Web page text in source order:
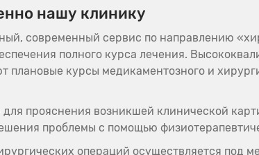
нашу клинику
современный сервис по направлению
полного курса лечения.
плановые курсы медикаментозного и
прояснения возникшей клинической
проблемы с помощью
операций осуществляется под